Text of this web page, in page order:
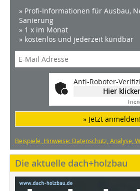
» Profi-Informationen für Ausbau,
Sanierung
» 1 x im Monat
» kostenlos und jederzeit kündbar
Anti-Roboter-
Hier
» Jetzt anmelden!
Beispiele, Hinweise: Datenschutz, Analyse,
Die aktuelle dach+holzbau